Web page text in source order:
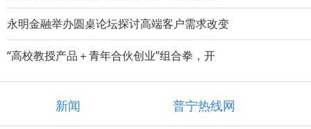
永明金融举办圆桌论坛探讨高端客户需求改变
“高校教授产品＋青年合伙创业”组合拳，开
新闻 普宁热线网